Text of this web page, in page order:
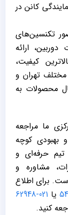
کانن در
تکنسین‌های
ارائه
کیفیت،
تهران و
محصولات به
ما مراجعه
بهبودی کوچه
تیم حرفه‌ای و
مشاوره و
برای اطلاع
یا 021-62948
کنید.